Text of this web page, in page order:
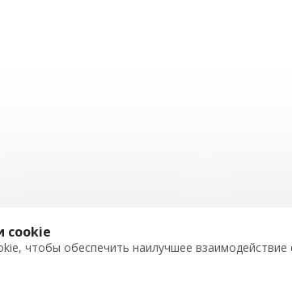
cookie
чтобы обеспечить наилучшее